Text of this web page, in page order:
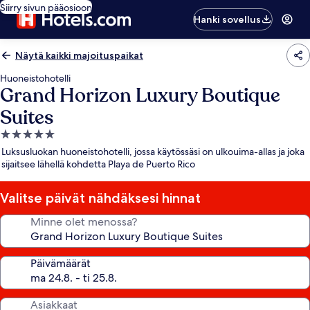
Siirry sivun pääosioon
Hanki sovellus
Näytä kaikki majoituspaikat
Huoneistohotelli
Grand Horizon Luxury Boutique
Suites
5.0
tähden
majoituspaikka
Luksusluokan huoneistohotelli, jossa käytössäsi on ulkouima-allas ja joka
sijaitsee lähellä kohdetta Playa de Puerto Rico
Valitse päivät nähdäksesi hinnat
Minne olet menossa?
Päivämäärät
Asiakkaat